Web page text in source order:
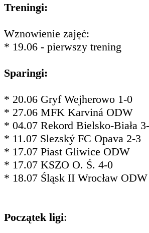
Treningi:
Wznowienie zajęć:
* 19.06 - pierwszy trening
Sparingi:
* 20.06 Gryf Wejherowo 1-0
* 27.06 MFK Karviná ODW
* 04.07 Rekord Bielsko-Biała
* 11.07 Slezský FC Opava 2-3
* 17.07 Piast Gliwice ODW
* 17.07 KSZO O. Ś. 4-0
* 18.07 Śląsk II Wrocław ODW
Początek ligi: